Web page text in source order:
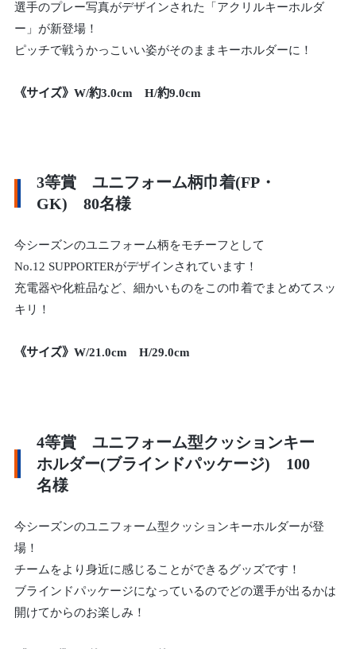
選手のプレー写真がデザインされた「アクリルキーホルダ
ー」が新登場！
ピッチで戦うかっこいい姿がそのままキーホルダーに！
《サイズ》W/約3.0cm H/約9.0cm
3等賞 ユニフォーム柄巾着(FP・
GK) 80名様
今シーズンのユニフォーム柄をモチーフとして
No.12 SUPPORTERがデザインされています！
充電器や化粧品など、細かいものをこの巾着でまとめてスッ
キリ！
《サイズ》W/21.0cm H/29.0cm
4等賞 ユニフォーム型クッションキー
ホルダー(ブラインドパッケージ) 100
名様
今シーズンのユニフォーム型クッションキーホルダーが登
場！
チームをより身近に感じることができるグッズです！
ブラインドパッケージになっているのでどの選手が出るかは
開けてからのお楽しみ！